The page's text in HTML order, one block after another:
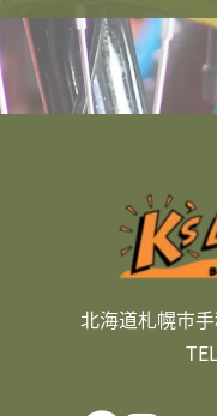
北海道札幌市